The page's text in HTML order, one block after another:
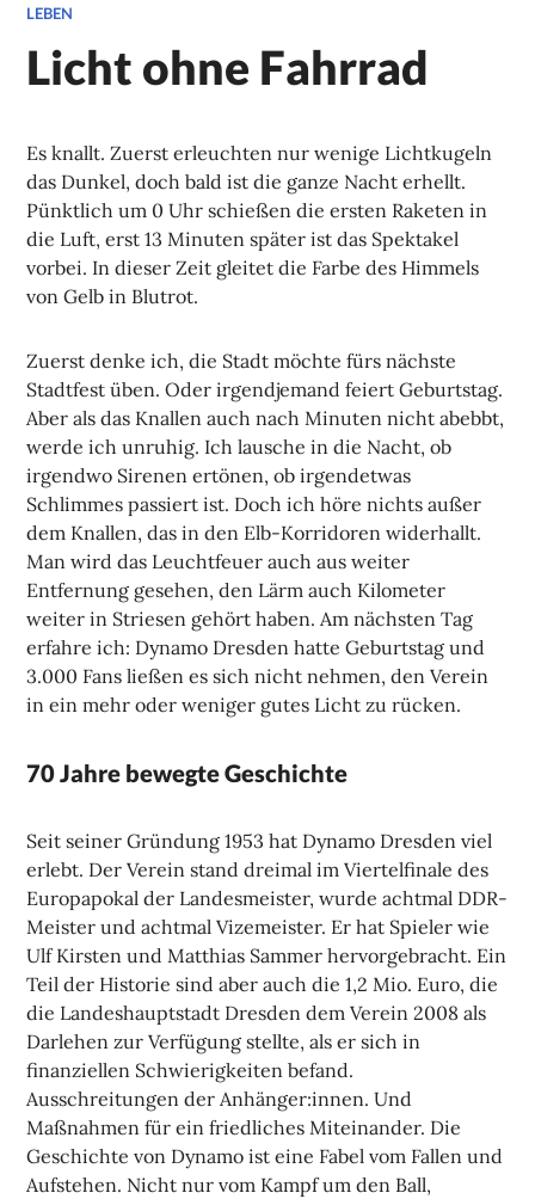
LEBEN
Licht ohne Fahrrad
Es knallt. Zuerst erleuchten nur wenige Lichtkugeln
das Dunkel, doch bald ist die ganze Nacht erhellt.
Pünktlich um 0 Uhr schießen die ersten Raketen in
die Luft, erst 13 Minuten später ist das Spektakel
vorbei. In dieser Zeit gleitet die Farbe des Himmels
von Gelb in Blutrot.
Zuerst denke ich, die Stadt möchte fürs nächste
Stadtfest üben. Oder irgendjemand feiert Geburtstag.
Aber als das Knallen auch nach Minuten nicht abebbt,
werde ich unruhig. Ich lausche in die Nacht, ob
irgendwo Sirenen ertönen, ob irgendetwas
Schlimmes passiert ist. Doch ich höre nichts außer
dem Knallen, das in den Elb-Korridoren widerhallt.
Man wird das Leuchtfeuer auch aus weiter
Entfernung gesehen, den Lärm auch Kilometer
weiter in Striesen gehört haben. Am nächsten Tag
erfahre ich: Dynamo Dresden hatte Geburtstag und
3.000 Fans ließen es sich nicht nehmen, den Verein
in ein mehr oder weniger gutes Licht zu rücken.
70 Jahre bewegte Geschichte
Seit seiner Gründung 1953 hat Dynamo Dresden viel
erlebt. Der Verein stand dreimal im Viertelfinale des
Europapokal der Landesmeister, wurde achtmal DDR-
Meister und achtmal Vizemeister. Er hat Spieler wie
Ulf Kirsten und Matthias Sammer hervorgebracht. Ein
Teil der Historie sind aber auch die 1,2 Mio. Euro, die
die Landeshauptstadt Dresden dem Verein 2008 als
Darlehen zur Verfügung stellte, als er sich in
finanziellen Schwierigkeiten befand.
Ausschreitungen der Anhänger:innen. Und
Maßnahmen für ein friedliches Miteinander. Die
Geschichte von Dynamo ist eine Fabel vom Fallen und
Aufstehen. Nicht nur vom Kampf um den Ball,